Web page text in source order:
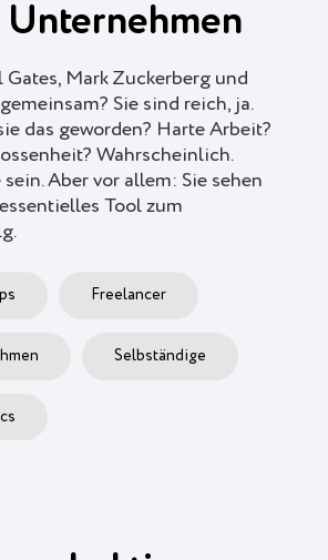
Unternehmen
Gates, Mark Zuckerberg und
Sie sind reich, ja.
das geworden? Harte Arbeit?
Wahrscheinlich.
Aber vor allem: Sie sehen
Tool zum
Freelancer
Selbständige